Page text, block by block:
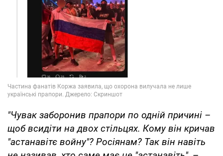
"Чувак заборонив прапори по одній причині –
щоб всидіти на двох стільцях. Кому він кричав
"астанавітє войну"? Росіянам? Так він навіть